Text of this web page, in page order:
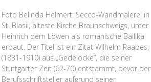
Foto Belinda Helmert: Secco-Wandmalerei in
St. Blasii, älteste Kirche Braunschweigs, unter
Heinrich dem Löwen als romanische Bailika
erbaut. Der Titel ist ein Zitat Wilhelm Raabes,
(1831-1910) aus „Gedelöcke“, die seiner
Stuttgarter Zeit (62-70) entstammt, bevor der
Berufsschriftsteller aufgrund seiner